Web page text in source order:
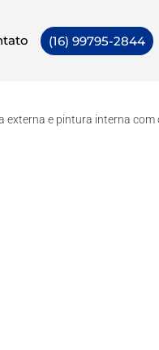
(16) 99795-2844
e pintura interna com